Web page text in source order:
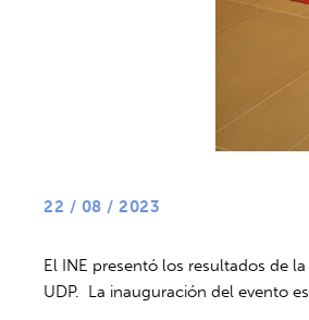
22 / 08 / 2023
El INE presentó los resultados de
UDP. La inauguración del evento